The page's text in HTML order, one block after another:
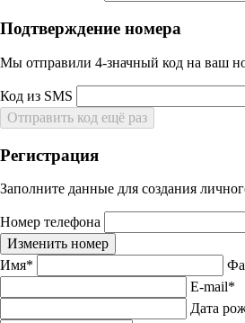
Подтверждение номера
Мы отправили 4‑значный код на ваш
Код из SMS
Отправить код ещё раз
Регистрация
Заполните данные для создания
Номер телефона
Изменить номер
Имя*
E-mail*
Дата